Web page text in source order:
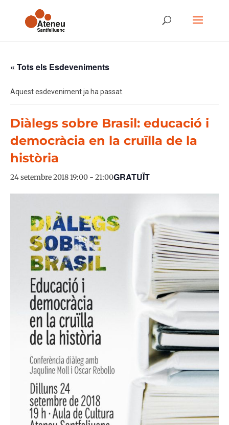
« Tots els Esdeveniments
Aquest esdeveniment ja ha passat.
Diàlegs sobre Brasil: educació i
democràcia en la cruïlla de la
història
24 setembre 2018 19:00 - 21:00GRATUÏT